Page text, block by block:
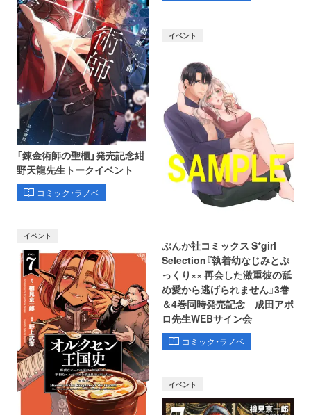
「錬金術師の聖櫃」発売記念紺
野天龍先生トークイベント
コミック・ラノベ
イベント
ぶんか社コミックス S*girl
Selection『執着幼なじみとぷ
っくり×× 再会した激重彼の舐
め愛から逃げられません』3巻
＆4巻同時発売記念 成田アポ
ロ先生WEBサイン会
コミック・ラノベ
イベント
イベント